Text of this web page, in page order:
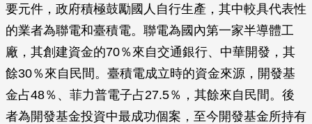
要元件，政府積極鼓勵國人自行生產，其中較具代表性
的業者為聯電和臺積電。聯電為國內第一家半導體工
廠，其創建資金的70％來自交通銀行、中華開發，其
餘30％來自民間。臺積電成立時的資金來源，開發基
金占48％、菲力普電子占27.5％，其餘來自民間。後
者為開發基金投資中最成功個案，至今開發基金所持有